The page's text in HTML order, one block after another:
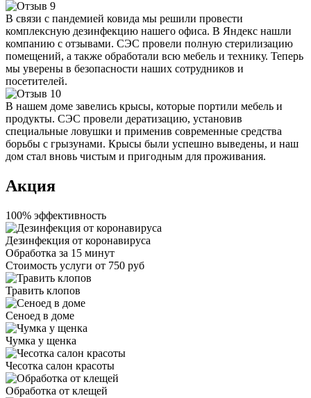
В связи с пандемией ковида мы решили провести
комплексную дезинфекцию нашего офиса. В Яндекс нашли
компанию с отзывами. СЭС провели полную стерилизацию
помещений, а также обработали всю мебель и технику. Теперь
мы уверены в безопасности наших сотрудников и
посетителей.
В нашем доме завелись крысы, которые портили мебель и
продукты. СЭС провели дератизацию, установив
специальные ловушки и применив современные средства
борьбы с грызунами. Крысы были успешно выведены, и наш
дом стал вновь чистым и пригодным для проживания.
Акция
100% эффективность
Дезинфекция от коронавируса
Обработка за 15 минут
Стоимость услуги от 750 руб
Травить клопов
Сеноед в доме
Чумка у щенка
Чесотка салон красоты
Обработка от клещей